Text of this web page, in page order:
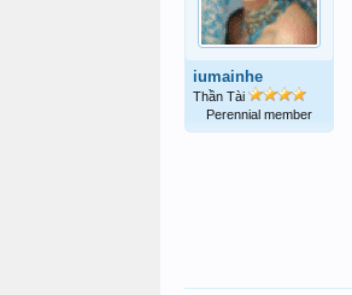
iumainhe
Thần Tài
Perennial member